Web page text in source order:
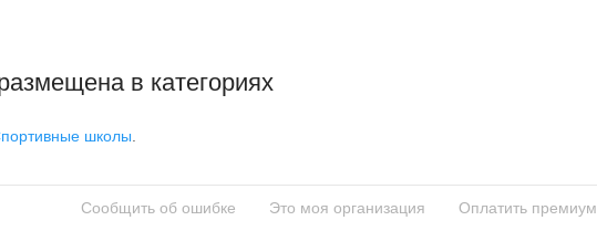
в категориях
школы
Сообщить об ошибке Это моя организация Оплатить премиум